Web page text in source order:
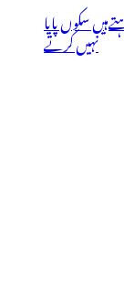
سکوں پایا
نہیں کرتے